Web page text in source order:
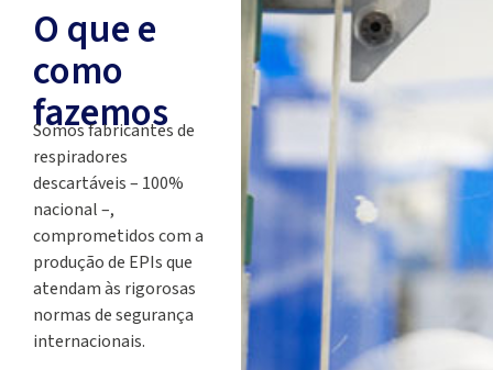
O que e
como
fazemos
Somos fabricantes de
respiradores
descartáveis – 100%
nacional –,
comprometidos com a
produção de EPIs que
atendam às rigorosas
normas de segurança
internacionais.